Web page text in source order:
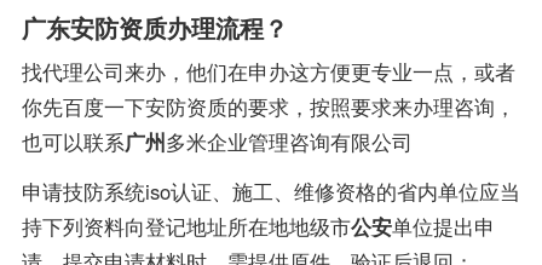
广东安防资质办理流程？
找代理公司来办，他们在申办这方便更专业一点，或者
你先百度一下安防资质的要求，按照要求来办理咨询，
也可以联系广州多米企业管理咨询有限公司
申请技防系统iso认证、施工、维修资格的省内单位应当
持下列资料向登记地址所在地地级市公安单位提出申